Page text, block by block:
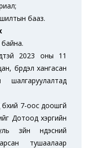
бааз.
2023 оны 11
бүрдэл хангасан
шалгаруулалтад
7-оос доошгүй
Дотоод хэргийн
зүйн үндэсний
тушаалаар